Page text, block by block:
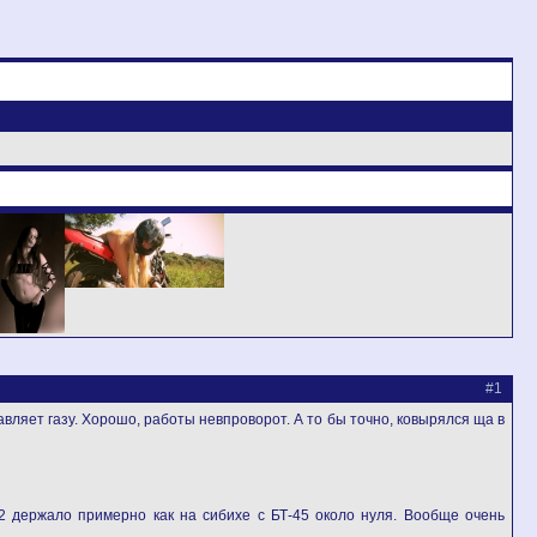
#1
газу. Хорошо, работы невпроворот. А то бы точно, ковырялся ща в
держало примерно как на сибихе с БТ-45 около нуля. Вообще очень